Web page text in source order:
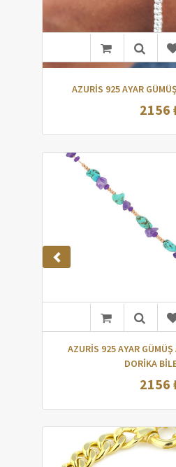
AZURİS 925 AYAR
2156
AZURİS 925 AYAR
DORİKA
2156